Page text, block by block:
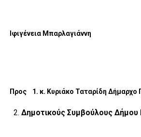
Ιφιγένεια Μπαρλαγιάννη
Προς 1. κ. Κυριάκο Ταταρίδη Δήμαρχο
Δημοτικούς Συμβούλους Δήμου